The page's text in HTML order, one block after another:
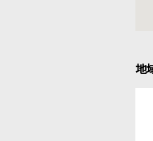
地